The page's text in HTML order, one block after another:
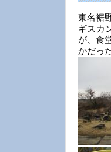
東名裾
ギスカ
が、食
かだっ